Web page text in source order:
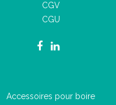
CGV
CGU
Accessoires pour boire